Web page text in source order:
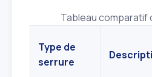
Tableau
Type de
serrure